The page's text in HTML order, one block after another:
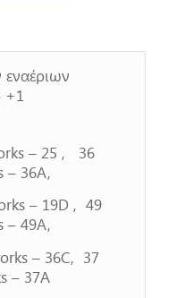
+1
– 25 , 36
36A,
– 19D , 49
49A,
– 36C, 37
– 37A